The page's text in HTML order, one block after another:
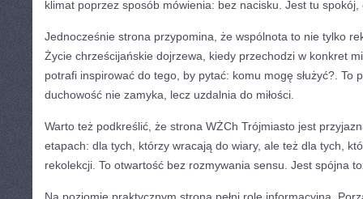
klimat poprzez sposób mówienia: bez nacisku. Jest tu
Jednocześnie strona przypomina, że wspólnota to nie tylko
Życie chrześcijańskie dojrzewa, kiedy przechodzi w konkret
potrafi inspirować do tego, by pytać: komu mogę służyć?. To
duchowość nie zamyka, lecz uzdalnia do miłości.
Warto też podkreślić, że strona WŻCh Trójmiasto jest
etapach: dla tych, którzy wracają do wiary, ale też dla tych,
rekolekcji. To otwartość bez rozmywania sensu. Jest spójna